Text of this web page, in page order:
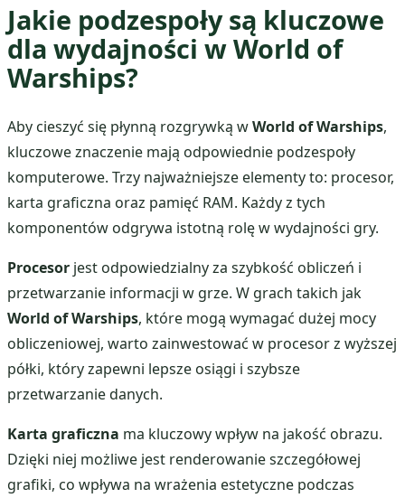
Jakie podzespoły są kluczowe
dla wydajności w World of
Warships?
Aby cieszyć się płynną rozgrywką wWorld of Warships,
kluczowe znaczenie mają odpowiednie podzespoły
komputerowe. Trzy najważniejsze elementy to: procesor,
karta graficzna oraz pamięć RAM. Każdy z tych
komponentów odgrywa istotną rolę w wydajności gry.
Procesor jest odpowiedzialny za szybkość obliczeń i
przetwarzanie informacji w grze. W grach takich jak
World of Warships, które mogą wymagać dużej mocy
obliczeniowej, warto zainwestować w procesor z wyższej
półki, który zapewni lepsze osiągi i szybsze
przetwarzanie danych.
Karta graficzna ma kluczowy wpływ na jakość obrazu.
Dzięki niej możliwe jest renderowanie szczegółowej
grafiki, co wpływa na wrażenia estetyczne podczas